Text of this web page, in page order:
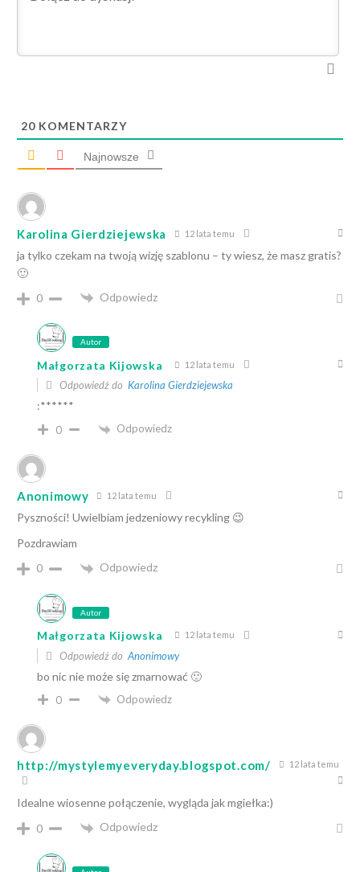
20 KOMENTARZY
Najnowsze
Karolina Gierdziejewska 12 lata temu
ja tylko czekam na twoją wizję szablonu – ty wiesz, że masz gratis?
🙂
0
Odpowiedz
Autor
Małgorzata Kijowska 12 lata temu
Odpowiedź do Karolina Gierdziejewska
:******
0 Odpowiedz
Anonimowy 12 lata temu
Pyszności! Uwielbiam jedzeniowy recykling 😉
Pozdrawiam
0
Odpowiedz
Autor
Małgorzata Kijowska 12 lata temu
Odpowiedź do Anonimowy
bo nic nie może się zmarnować 🙂
0 Odpowiedz
http://mystylemyeveryday.blogspot.com/ 12 lata temu
Idealne wiosenne połączenie, wygląda jak mgiełka:)
0
Odpowiedz